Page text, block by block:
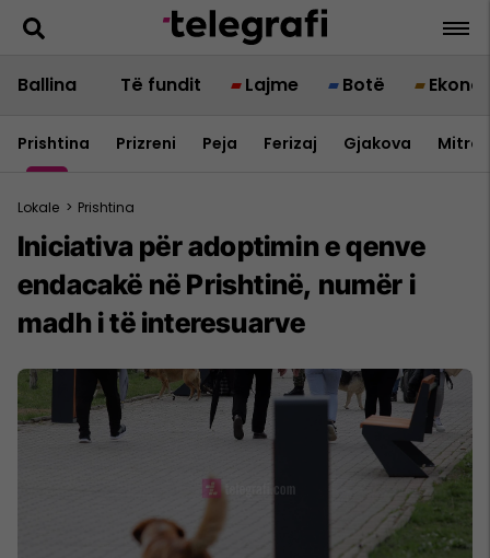
Ballina Të fundit Lajme Botë
Prishtina Prizreni Peja Ferizaj Gjakova
Lokale > Prishtina
Iniciativa për adoptimin e qenve
endacakë në Prishtinë, numër i
madh i të interesuarve